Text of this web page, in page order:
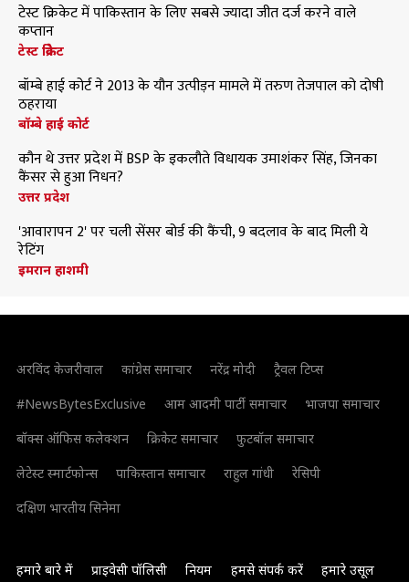
टेस्ट क्रिकेट में पाकिस्तान के लिए सबसे ज्यादा जीत दर्ज करने वाले
कप्तान
टेस्ट क्रिकेट
बॉम्बे हाई कोर्ट ने 2013 के यौन उत्पीड़न मामले में तरुण तेजपाल को दोषी
ठहराया
बॉम्बे हाई कोर्ट
कौन थे उत्तर प्रदेश में BSP के इकलौते विधायक उमाशंकर सिंह, जिनका
कैंसर से हुआ निधन?
उत्तर प्रदेश
'आवारापन 2' पर चली सेंसर बोर्ड की कैंची, 9 बदलाव के बाद मिली ये
रेटिंग
इमरान हाशमी
अरविंद केजरीवाल कांग्रेस समाचार नरेंद्र मोदी
ट्रैवल टिप्स
#NewsBytesExclusive
आम आदमी पार्टी समाचार
भाजपा समाचार
बॉक्स ऑफिस कलेक्शन
क्रिकेट समाचार
फुटबॉल समाचार
लेटेस्ट स्मार्टफोन्स
पाकिस्तान समाचार राहुल गांधी
रेसिपी
दक्षिण भारतीय सिनेमा
हमारे बारे में प्राइवेसी पॉलिसी नियम हमसे संपर्क करें हमारे उसूल